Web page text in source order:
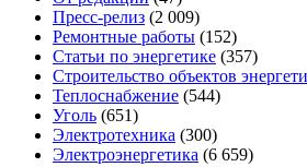
Пресс-релиз (2 009)
Ремонтные работы (152)
Статьи по энергетике (357)
Строительство объектов
Теплоснабжение (544)
Уголь (651)
Электротехника (300)
Электроэнергетика (6 659)